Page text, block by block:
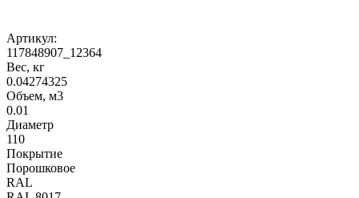
Артикул:
117848907_12364
Вес, кг
0.04274325
Объем, м3
0.01
Диаметр
110
Покрытие
Порошковое
RAL